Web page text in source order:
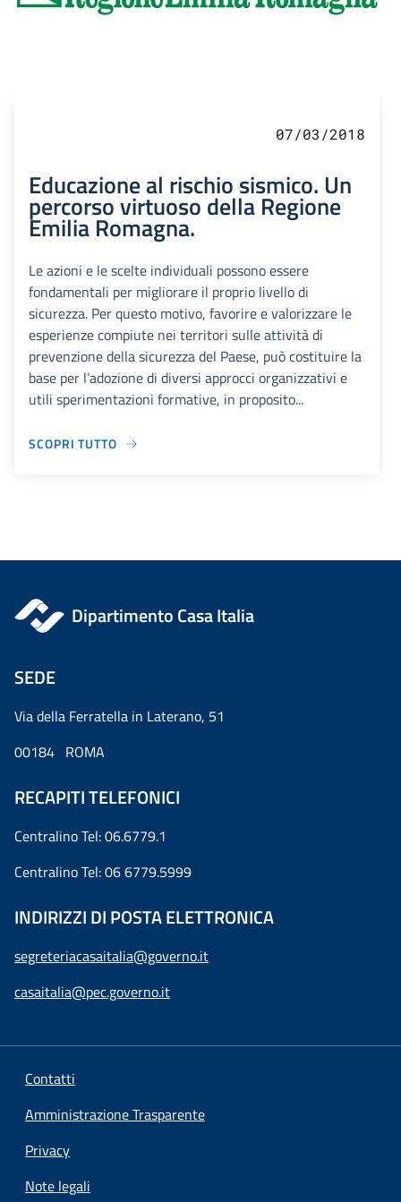
07/03/2018
Educazione al rischio sismico. Un
percorso virtuoso della Regione
Emilia Romagna.
Le azioni e le scelte individuali possono essere
fondamentali per migliorare il proprio livello di
sicurezza. Per questo motivo, favorire e valorizzare le
esperienze compiute nei territori sulle attività di
prevenzione della sicurezza del Paese, può costituire la
base per l’adozione di diversi approcci organizzativi e
utili sperimentazioni formative, in proposito...
SCOPRI TUTTO
Dipartimento Casa Italia
SEDE
Via della Ferratella in Laterano, 51
00184 ROMA
RECAPITI TELEFONICI
Centralino Tel: 06.6779.1
Centralino Tel: 06 6779.5999
INDIRIZZI DI POSTA ELETTRONICA
segreteriacasaitalia@governo.it
casaitalia@pec.governo.it
Contatti
Amministrazione Trasparente
Privacy
Note legali